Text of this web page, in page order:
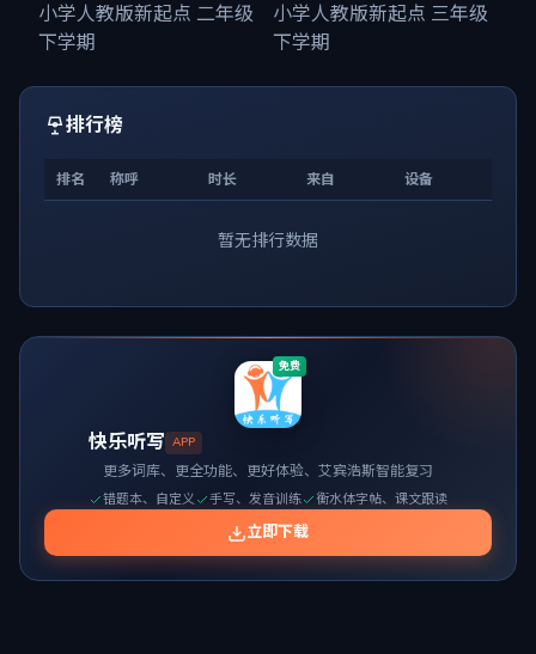
小学人教版新起点 二年级
下学期
小学人教版新起点 三年级
下学期
排行榜
排名 称呼 时长 来自 设备
暂无排行数据
免费
快乐听写 APP
更多词库、更全功能、更好体验、艾宾浩斯智能复习
错题本、自定义 手写、发音训练 衡水体字帖、课文跟读
立即下载